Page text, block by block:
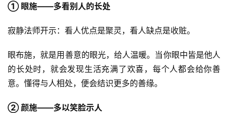
① 眼施——多看别人的长处
寂静法师开示：看人优点是聚灵，看人缺点是收赃。
眼布施，就是用善意的眼光，给人温暖。当你眼中皆是他人
的长处时，就会发现生活充满了欢喜，每个人都会给你善
意。懂得与人相处，便会结识更多的善缘。
② 颜施——多以笑脸示人